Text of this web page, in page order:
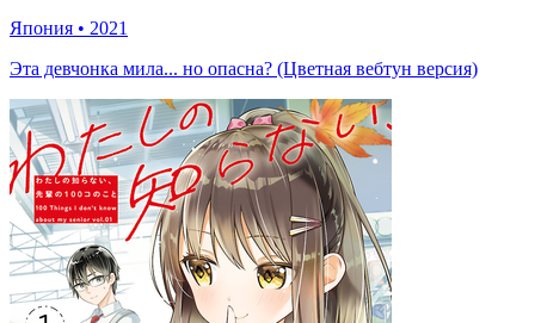
Япония • 2021
Эта девчонка мила... но опасна? (Цветная вебтун версия)